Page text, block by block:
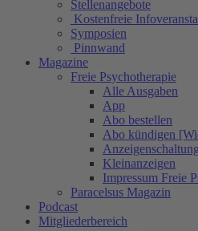
Stellenangebote
Kostenfreie
Symposien
Pinnwand
Magazine
Freie Psychotherapie
Alle Ausgaben
App
Abo bestellen
Abo kündigen
Anzeigenschaltung
Kleinanzeigen
Impressum Freie
Paracelsus Magazin
Podcast
Mitgliederbereich